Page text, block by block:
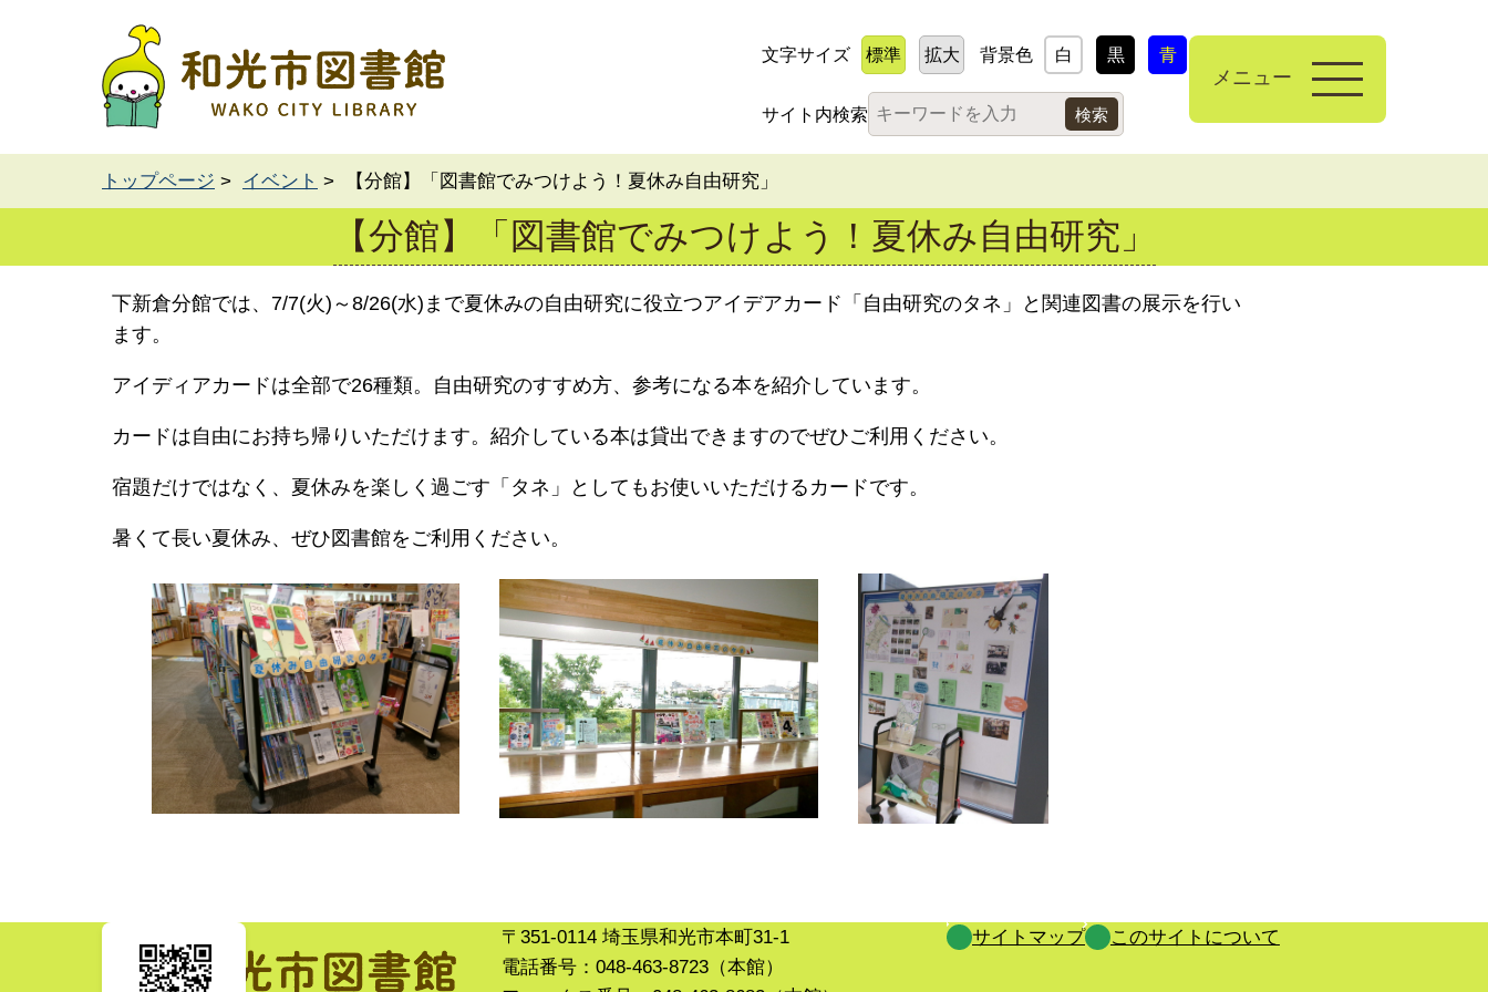
文字サイズ 標準 拡大 背景色 白 黒 青
サイト内検索
メニュー
トップページ > イベント > 【分館】「図書館でみつけよう！夏休み自由研究」
【分館】「図書館でみつけよう！夏休み自由研究」
下新倉分館では、7/7(火)～8/26(水)まで夏休みの自由研究に役立つアイデアカード「自由研究のタネ」と関連図書の展示を行い
ます。
アイディアカードは全部で26種類。自由研究のすすめ方、参考になる本を紹介しています。
カードは自由にお持ち帰りいただけます。紹介している本は貸出できますのでぜひご利用ください。
宿題だけではなく、夏休みを楽しく過ごす「タネ」としてもお使いいただけるカードです。
暑くて長い夏休み、ぜひ図書館をご利用ください。
〒351-0114 埼玉県和光市本町31-1
電話番号：048-463-8723（本館）
サイトマップ このサイトについて